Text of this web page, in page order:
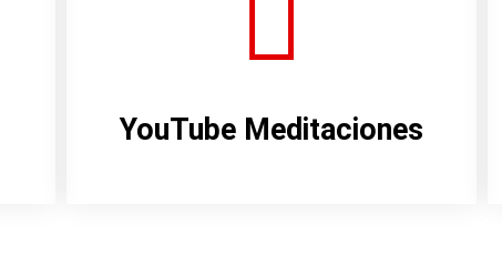
YouTube Meditaciones